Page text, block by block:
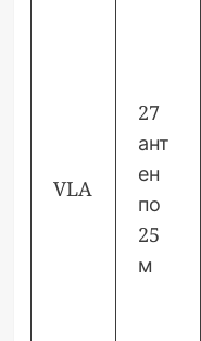
VLA
27
ант
ен
по
25
м